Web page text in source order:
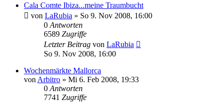
Cala Comte Ibiza...meine Traumbucht
von LaRubia » So 9. Nov 2008, 16:00
0 Antworten
6589 Zugriffe
Letzter Beitrag von LaRubia
So 9. Nov 2008, 16:00
Wochenmärkte Mallorca
von Arbitro » Mi 6. Feb 2008, 19:33
0 Antworten
7741 Zugriffe